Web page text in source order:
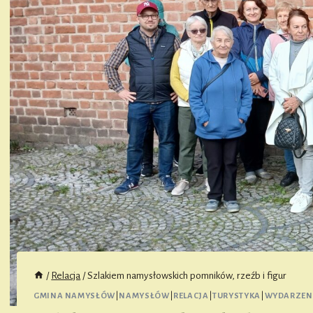
/ Relacja / Szlakiem namysłowskich pomników, rzeźb i figur
GMINA NAMYSŁÓW NAMYSŁÓW RELACJA |TURYSTYKA